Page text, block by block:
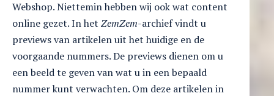
Webshop. Niettemin hebben wij ook wat content
online gezet. In het ZemZem-archief vindt u
previews van artikelen uit het huidige en de
voorgaande nummers. De previews dienen om u
een beeld te geven van wat u in een bepaald
nummer kunt verwachten. Om deze artikelen in